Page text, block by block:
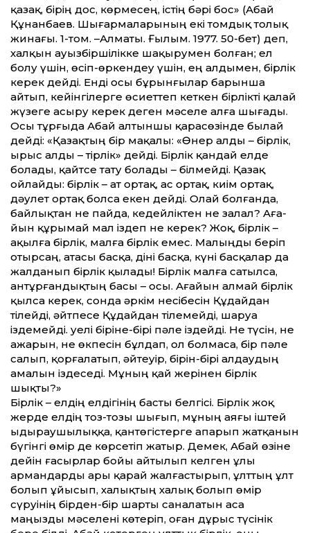
қазақ, бірің дос, көрмесең, істің бәрі бос» (Абай
Құнанбаев. Шығармаларының екі томдық толық
жинағы. 1-том. –Алматы. Ғылым. 1977. 50-бет) деп,
халқын ауызбіршілікке шақырумен болған; ел
болу үшін, өсіп-өркендеу үшін, ең алдымен, бірлік
керек дейді. Енді осы бұрынғылар барынша
айтып, ке­йінгілерге өсиет­теп кеткен бірлікті қалай
жүзеге асыру керек деген мәселе алға шығады.
Осы тұрғыда Абай алтыншы қарасөзінде былай
дейді: «Қазақтың бір мақалы: «Өнер алды – бірлік,
ырыс алды – тірлік» дейді. Бірлік қандай елде
болады, қайтсе тату болады – білмейді. Қазақ
ойлайды: бірлік – ат ортақ, ас ортақ, киім ортақ,
дәулет ортақ болса екен дейді. Олай болғанда,
байлықтан не пайда, кедейліктен не залал? Аға­
йын құрымай мал іздеп не керек? Жоқ, бірлік –
ақылға бірлік, малға бірлік емес. Малыңды беріп
отырсаң, атасы басқа, діні басқа, күні басқалар да
жалданып бірлік қылады! Бірлік малға сатылса,
антұрғандықтың басы – осы. Аға­йын алмай бірлік
қылса керек, сонда әркім несібесін Құдайдан
тілейді, әйтпесе Құдайдан тілемейді, шаруа
іздемейді. Әуелі біріне-бірі пәле іздейді. Не түсін, не
ажарын, не өкпесін бұлдап, ол болмаса, бір пәле
салып, қорғалатып, әйтеуір, бірін-бірі алдаудың
амалын іздеседі. Мұның қай жерінен бірлік
шықты?»
Бірлік – елдің елдігінің басты белгісі. Бірлік жоқ
жерде елдің тоз-тозы шығып, мұның аяғы іштей
ыдыраушылыққа, қантөгістерге апарып жатқанын
бүгінгі өмір де көрсетіп жатыр. Демек, Абай өзіне
де­йін ғасырлар бойы айтылып келген ұлы
армандарды ары қарай жалғастырып, ұлт­тың ұлт
болып ұйы­сып, халықтың халық болып өмір
сүруінің бірден-бір шарты саналатын аса
маңызды мәселені көтеріп, оған дұрыс түсінік